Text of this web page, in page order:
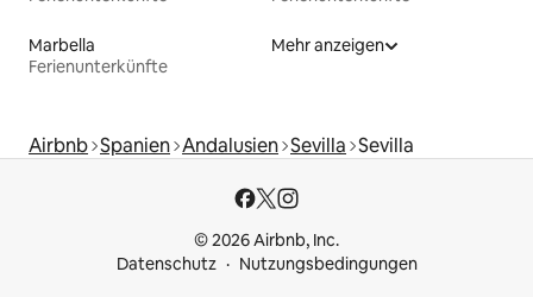
Marbella
Ferienunterkünfte
Mehr anzeigen
Airbnb Spanien Andalusien Sevilla Sevilla
© 2026 Airbnb, Inc.
Datenschutz
Nutzungsbedingungen